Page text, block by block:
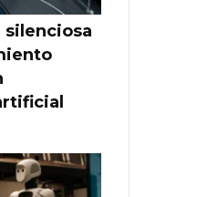
silenciosa